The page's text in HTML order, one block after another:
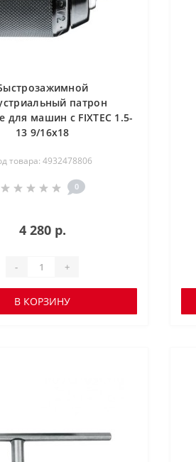
патрон
для машин с FIXTEC 1.5-
13 9/16x18
товара: 4932478806
0
4 280 р.
- +
В КОРЗИНУ